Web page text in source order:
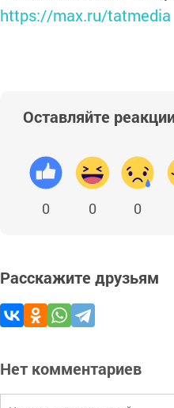
https://max.ru/tatmedia
Оставляйте
0 0 0
Расскажите друзьям
Нет комментариев